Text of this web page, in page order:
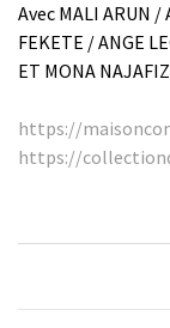
Avec MALI ARUN /
FEKETE / ANGE
ET MONA
https://
https://